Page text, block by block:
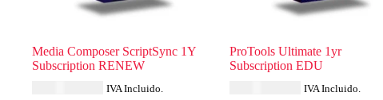
Media Composer ScriptSync 1Y
Subscription RENEW
IVA Incluido.
ProTools Ultimate 1yr
Subscription EDU
IVA Incluido.